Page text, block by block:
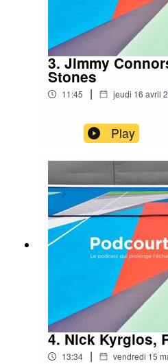
3. Jimmy
Stones
11:45 | jeudi 16 avril
Play
4. Nick Kyrgios,
13:34 | vendredi 15